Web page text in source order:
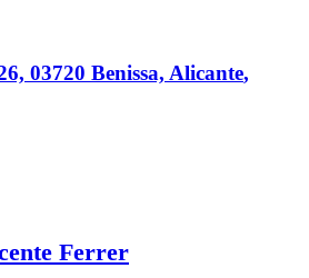
03720 Benissa, Alicante,
Ferrer